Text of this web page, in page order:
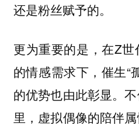
还是粉丝赋予的。
更为重要的是，在Z
的情感需求下，催生“
的优势也由此彰显。
里，虚拟偶像的陪伴